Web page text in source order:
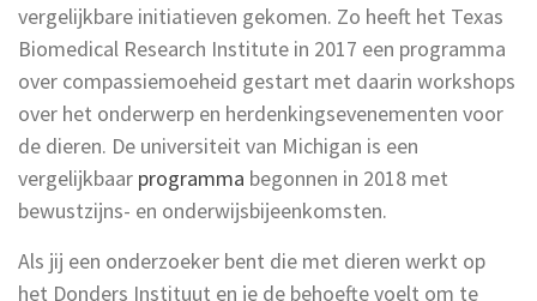
vergelijkbare initiatieven gekomen. Zo heeft het Texas
Biomedical Research Institute in 2017 een programma
over compassiemoeheid gestart met daarin workshops
over het onderwerp en herdenkingsevenementen voor
de dieren. De universiteit van Michigan is een
vergelijkbaar programma begonnen in 2018 met
bewustzijns- en onderwijsbijeenkomsten.
Als jij een onderzoeker bent die met dieren werkt op
het Donders Instituut en je de behoefte voelt om te